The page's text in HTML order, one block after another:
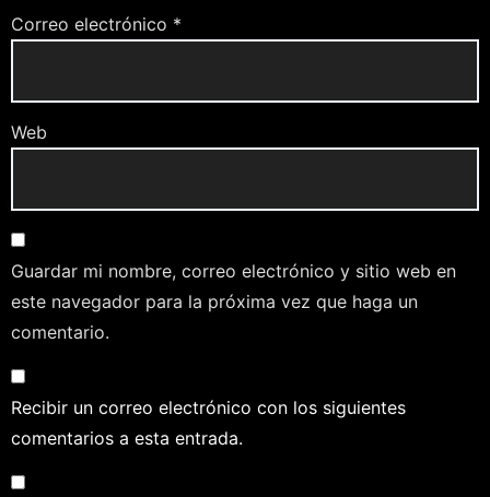
Correo electrónico *
Web
Guardar mi nombre, correo electrónico y sitio web en
este navegador para la próxima vez que haga un
comentario.
Recibir un correo electrónico con los siguientes
comentarios a esta entrada.